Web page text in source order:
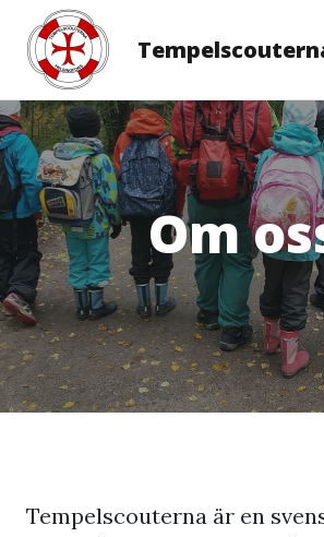
Om
Tempelscouterna är en